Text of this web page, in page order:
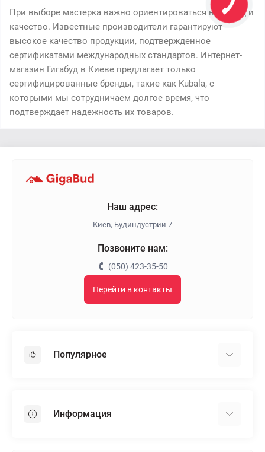
При выборе мастерка важно ориентироваться на бренд и
качество. Известные производители гарантируют
высокое качество продукции, подтвержденное
сертификатами международных стандартов. Интернет-
магазин Гигабуд в Киеве предлагает только
сертифицированные бренды, такие как Kubala, с
которыми мы сотрудничаем долгое время, что
подтверждает надежность их товаров.
Наш адрес:
Киев, Будиндустрии 7
Позвоните нам:
(050) 423-35-50
Перейти в контакты
Популярное
Пенопласт
Информация